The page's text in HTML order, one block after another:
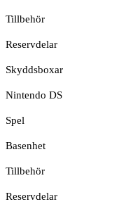
Tillbehör
Reservdelar
Skyddsboxar
Nintendo DS
Spel
Basenhet
Tillbehör
Reservdelar